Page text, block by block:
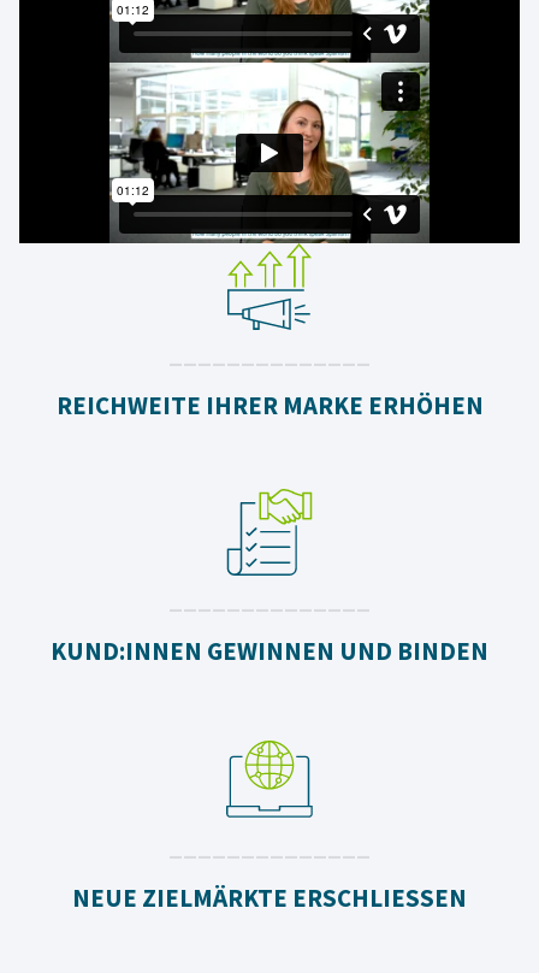
REICHWEITE IHRER MARKE ERHÖHEN
KUND:INNEN GEWINNEN UND BINDEN
NEUE ZIELMÄRKTE ERSCHLIESSEN